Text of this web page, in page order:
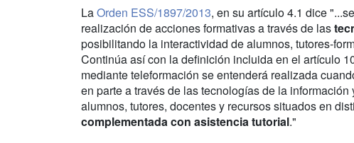
LaOrden ESS/1897/2013, en su artículo 4.1 dice
realización de acciones formativas a través de las
posibilitando la interactividad de alumnos, tutores-
Continúa así con la definición incluida en el artículo
mediante teleformación se entenderá realizada
en parte a través de las tecnologías de la
alumnos, tutores, docentes y recursos situados en
complementada con asistencia tutorial."